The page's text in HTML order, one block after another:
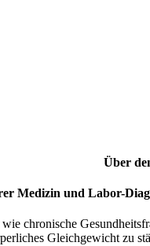
Über
Medizin und Labor-
chronische
Gleichgewicht zu